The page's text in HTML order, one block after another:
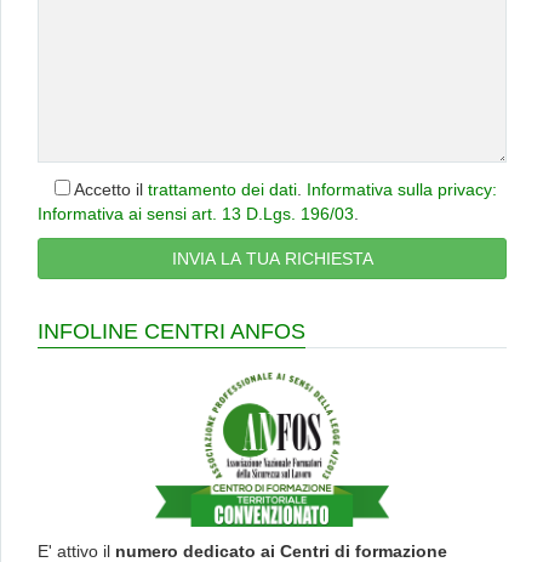
Accetto il trattamento dei dati. Informativa sulla privacy:
Informativa ai sensi art. 13 D.Lgs. 196/03.
INFOLINE CENTRI ANFOS
E' attivo il numero dedicato ai Centri di formazione